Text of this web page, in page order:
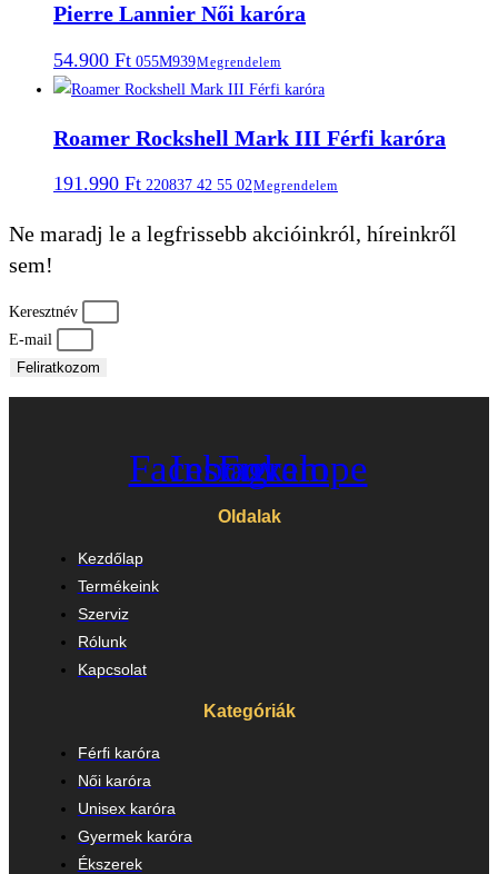
Pierre Lannier Női karóra
54.900 Ft 055M939Megrendelem
Roamer Rockshell Mark III Férfi karóra
191.990 Ft 220837 42 55 02Megrendelem
Ne maradj le a legfrissebb akcióinkról, híreinkről
sem!
Keresztnév
E-mail
Feliratkozom
Facebook
Instagram
Envelope
Oldalak
Kezdőlap
Termékeink
Szerviz
Rólunk
Kapcsolat
Kategóriák
Férfi karóra
Női karóra
Unisex karóra
Gyermek karóra
Ékszerek